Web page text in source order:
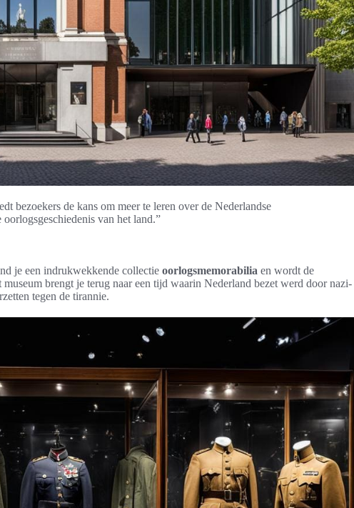
bezoekers de kans om meer te leren over de Nederlandse
oorlogsgeschiedenis van het land.”
je een indrukwekkende collectie oorlogsmemorabilia en wordt de
brengt je terug naar een tijd waarin Nederland bezet werd door nazi-
tegen de tirannie.